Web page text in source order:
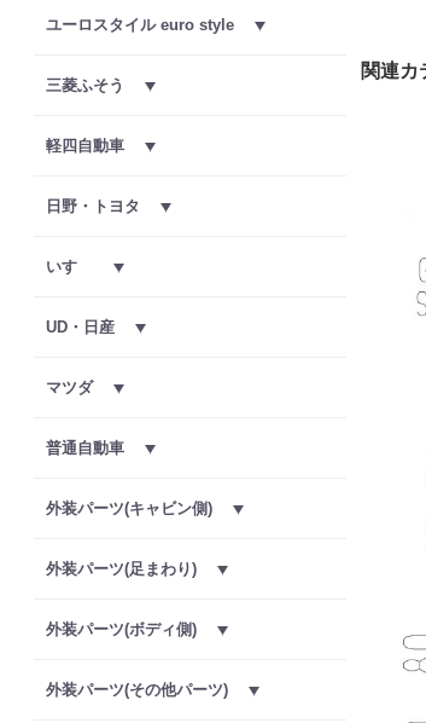
ユーロスタイル euro style
三菱ふそう
軽四自動車
日野・トヨタ
いすゞ
UD・日産
マツダ
普通自動車
外装パーツ(キャビン側)
外装パーツ(足まわり)
外装パーツ(ボディ側)
外装パーツ(その他パーツ)
関連カ